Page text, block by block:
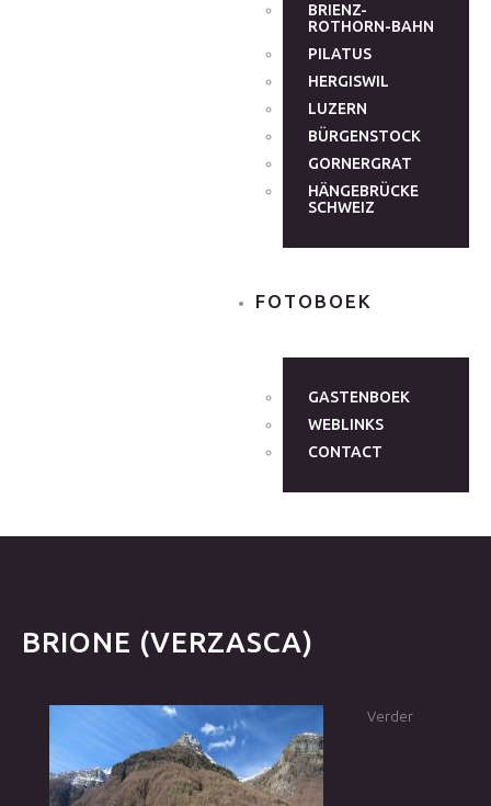
BRIENZ-
ROTHORN-BAHN
PILATUS
HERGISWIL
LUZERN
BÜRGENSTOCK
GORNERGRAT
HÄNGEBRÜCKE
SCHWEIZ
FOTOBOEK
GASTENBOEK
WEBLINKS
CONTACT
BRIONE (VERZASCA)
Verder